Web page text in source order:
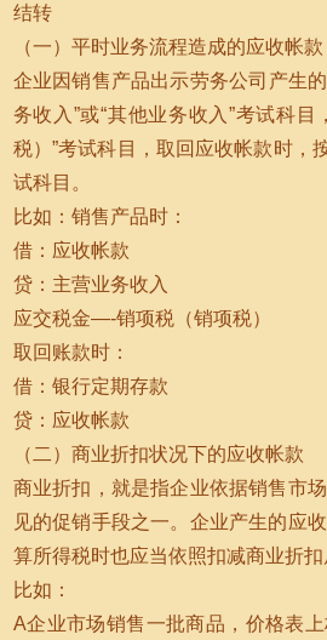
结转
（一）平时业务流程造成的应收帐款
企业因销售产品出示劳务公司产生
务收入”或“其他业务收入”考试科
税）”考试科目，取回应收帐款时，
试科目。
比如：销售产品时：
借：应收帐款
贷：主营业务收入
应交税金—-销项税（销项税）
取回账款时：
借：银行定期存款
贷：应收帐款
（二）商业折扣状况下的应收帐款
商业折扣，就是指企业依据销售市
见的促销手段之一。企业产生的应
算所得税时也应当依照扣减商业折
比如：
A企业市场销售一批商品，价格表